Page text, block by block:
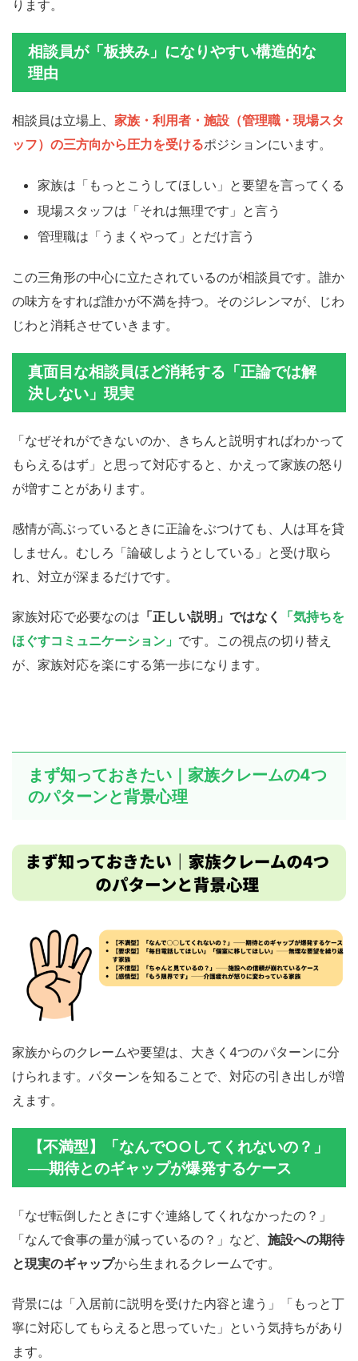
ります。
相談員が「板挟み」になりやすい構造的な
理由
相談員は立場上、 家族・利用者・施設（管理職・現場スタ
ッフ）の三方向から圧力を受けるポジションにいます。
家族は「もっとこうしてほしい」と要望を言ってくる
現場スタッフは「それは無理です」と言う
管理職は「うまくやって」とだけ言う
この三角形の中心に立たされているのが相談員です。誰か
の味方をすれば誰かが不満を持つ。そのジレンマが、じわ
じわと消耗させていきます。
真面目な相談員ほど消耗する「正論では解
決しない」現実
「なぜそれができないのか、きちんと説明すればわかって
もらえるはず」と思って対応すると、かえって家族の怒り
が増すことがあります。
感情が高ぶっているときに正論をぶつけても、人は耳を貸
しません。むしろ「論破しようとしている」と受け取ら
れ、対立が深まるだけです。
家族対応で必要なのは 「正しい説明」ではなく
「気持ちを
ほぐすコミュニケーション」 です。この視点の切り替え
が、家族対応を楽にする第一歩になります。
まず知っておきたい｜家族クレームの4つ
のパターンと背景心理
家族からのクレームや要望は、大きく4つのパターンに分
けられます。パターンを知ることで、対応の引き出しが増
えます。
【不満型】「なんで○○してくれないの？」
──期待とのギャップが爆発するケース
「なぜ転倒したときにすぐ連絡してくれなかったの？」
「なんで食事の量が減っているの？」など、 施設への期待
と現実のギャップから生まれるクレームです。
背景には「入居前に説明を受けた内容と違う」「もっと丁
寧に対応してもらえると思っていた」という気持ちがあり
ます。